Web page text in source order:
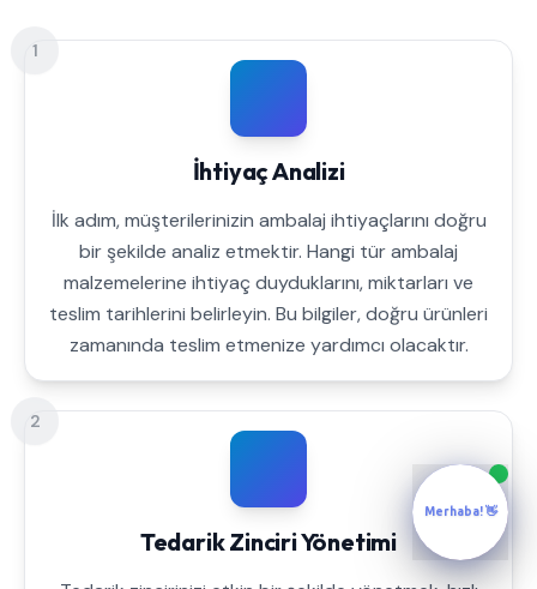
1
İhtiyaç Analizi
İlk adım, müşterilerinizin ambalaj ihtiyaçlarını doğru
bir şekilde analiz etmektir. Hangi tür ambalaj
malzemelerine ihtiyaç duyduklarını, miktarları ve
teslim tarihlerini belirleyin. Bu bilgiler, doğru ürünleri
zamanında teslim etmenize yardımcı olacaktır.
2
Tedarik Zinciri Yönetimi
Merhaba! 👋